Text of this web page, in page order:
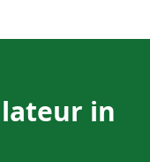
in